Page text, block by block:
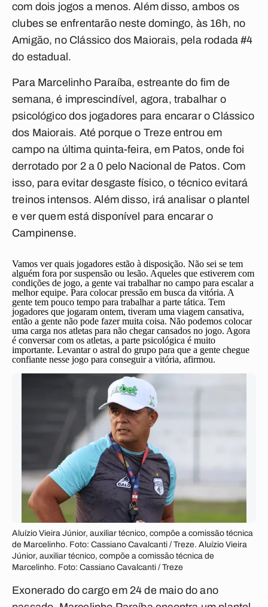
com dois jogos a menos. Além disso, ambos os
clubes se enfrentarão neste domingo, às 16h, no
Amigão, no Clássico dos Maiorais, pela rodada #4
do estadual.
Para Marcelinho Paraíba, estreante do fim de
semana, é imprescindível, agora, trabalhar o
psicológico dos jogadores para encarar o Clássico
dos Maiorais. Até porque o Treze entrou em
campo na última quinta-feira, em Patos, onde foi
derrotado por 2 a 0 pelo Nacional de Patos. Com
isso, para evitar desgaste físico, o técnico evitará
treinos intensos. Além disso, irá analisar o plantel
e ver quem está disponível para encarar o
Campinense.
Vamos ver quais jogadores estão à disposição. Não sei se tem
alguém fora por suspensão ou lesão. Aqueles que estiverem com
condições de jogo, a gente vai trabalhar no campo para escalar a
melhor equipe. Para colocar pressão em busca da vitória. A
gente tem pouco tempo para trabalhar a parte tática. Tem
jogadores que jogaram ontem, tiveram uma viagem cansativa,
então a gente não pode fazer muita coisa. Não podemos colocar
uma carga nos atletas para não chegar cansados no jogo. Agora
é conversar com os atletas, a parte psicológica é muito
importante. Levantar o astral do grupo para que a gente chegue
confiante nesse jogo para conseguir a vitória, afirmou.
Aluízio Vieira Júnior, auxiliar técnico, compõe a comissão técnica
de Marcelinho. Foto: Cassiano Cavalcanti / Treze. Aluízio Vieira
Júnior, auxiliar técnico, compõe a comissão técnica de
Marcelinho. Foto: Cassiano Cavalcanti / Treze
Exonerado do cargo em 24 de maio do ano